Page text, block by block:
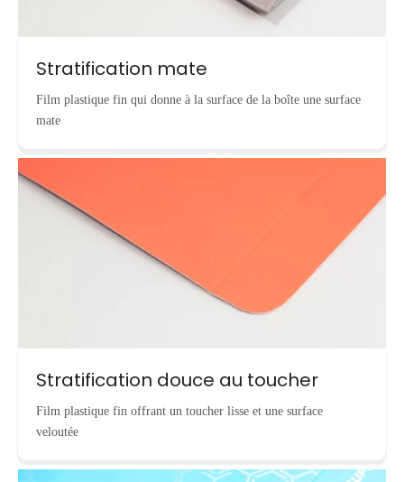
Stratification mate
Film plastique fin qui donne à la surface de la boîte une surface
mate
Stratification douce au toucher
Film plastique fin offrant un toucher lisse et une surface
veloutée